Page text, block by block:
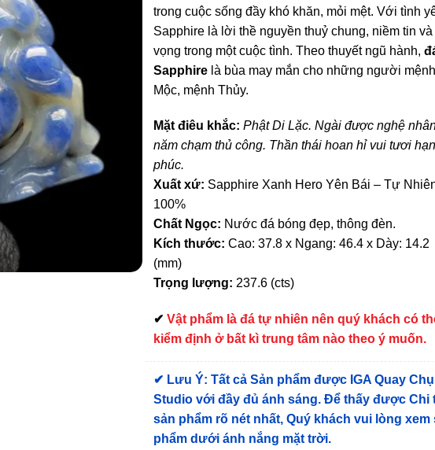
trong cuộc sống đầy khó khăn, mỏi mệt. Với tình
Sapphire là lời thề nguyền thuỷ chung, niềm tin và
vọng trong một cuộc tình. Theo thuyết ngũ hành,
Sapphire là bùa may mắn cho những người mệnh
Mộc, mệnh Thủy.
Mặt điêu khắc:Phật Di Lặc. Ngài được nghệ
năm chạm thủ công. Thần thái hoan hỉ vui tươi
phúc.
Xuất xứ: Sapphire Xanh Hero Yên Bái – Tự
100%
Chất Ngọc: Nước đá bóng đẹp, thông đèn.
Kích thước: Cao: 37.8 x Ngang: 46.4 x Dày: 14.2
(mm)
Trọng lượng: 237.6 (cts)
✔Vật phẩm là đá tự nhiên nên quý khách có
kiểm định ở bất kì trung tâm nào theo ý muốn.
✔ Lưu Ý: Tất cả Sản phẩm được IGA Quay
Studio với đầy đủ ánh sáng. Để thấy được Chi
sản phẩm rõ nét nhất, Quý khách vui lòng xem
phẩm dưới ánh nắng mặt trời.